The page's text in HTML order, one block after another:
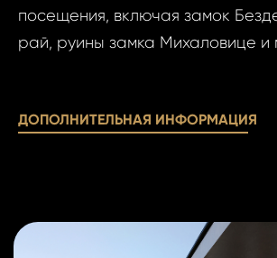
посещения, включая замок
рай, руины замка Михаловице и
ДОПОЛНИТЕЛЬНАЯ ИНФОРМАЦИЯ